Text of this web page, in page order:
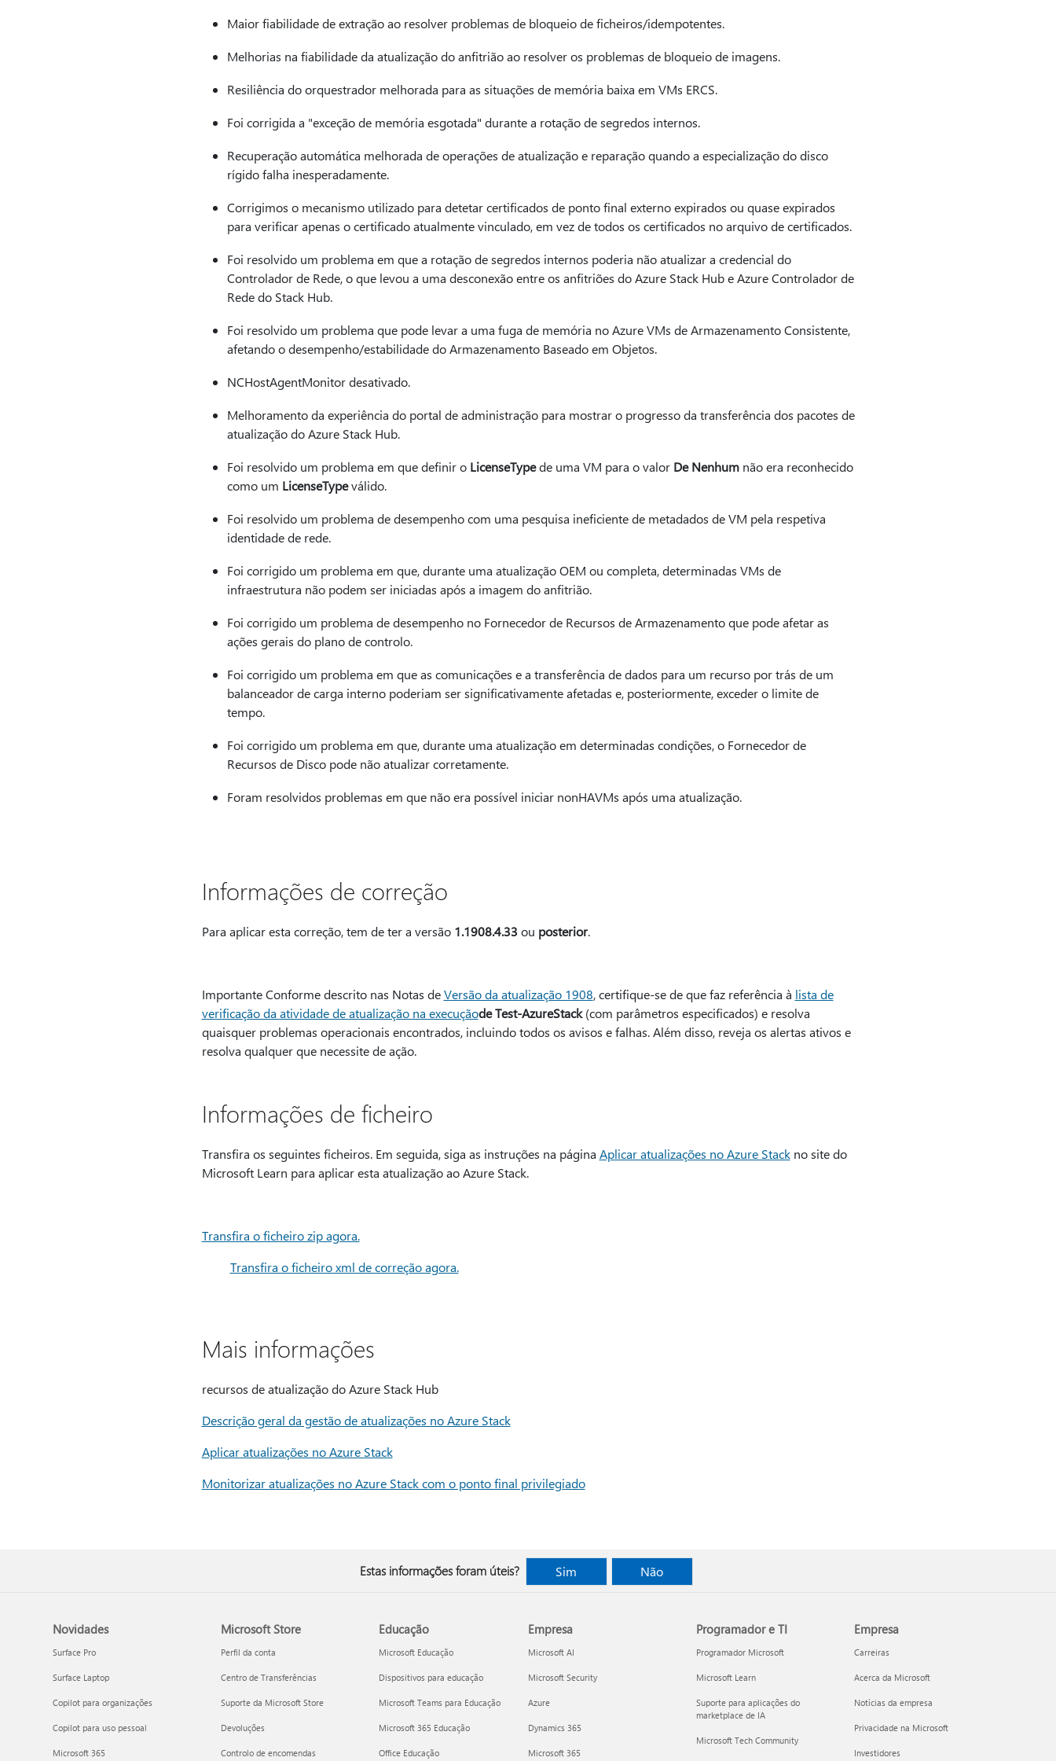
Maior fiabilidade de extração ao resolver problemas de bloqueio de ficheiros/idempotentes.
Melhorias na fiabilidade da atualização do anfitrião ao resolver os problemas de bloqueio de imagens.
Resiliência do orquestrador melhorada para as situações de memória baixa em VMs ERCS.
Foi corrigida a "exceção de memória esgotada" durante a rotação de segredos internos.
Recuperação automática melhorada de operações de atualização e reparação quando a especialização do disco
rígido falha inesperadamente.
Corrigimos o mecanismo utilizado para detetar certificados de ponto final externo expirados ou quase expirados
para verificar apenas o certificado atualmente vinculado, em vez de todos os certificados no arquivo de certificados.
Foi resolvido um problema em que a rotação de segredos internos poderia não atualizar a credencial do
Controlador de Rede, o que levou a uma desconexão entre os anfitriões do Azure Stack Hub e Azure Controlador de
Rede do Stack Hub.
Foi resolvido um problema que pode levar a uma fuga de memória no Azure VMs de Armazenamento Consistente,
afetando o desempenho/estabilidade do Armazenamento Baseado em Objetos.
NCHostAgentMonitor desativado.
Melhoramento da experiência do portal de administração para mostrar o progresso da transferência dos pacotes de
atualização do Azure Stack Hub.
Foi resolvido um problema em que definir o LicenseTypede uma VM para o valor De Nenhumnão era reconhecido
como um LicenseTypeválido.
Foi resolvido um problema de desempenho com uma pesquisa ineficiente de metadados de VM pela respetiva
identidade de rede.
Foi corrigido um problema em que, durante uma atualização OEM ou completa, determinadas VMs de
infraestrutura não podem ser iniciadas após a imagem do anfitrião.
Foi corrigido um problema de desempenho no Fornecedor de Recursos de Armazenamento que pode afetar as
ações gerais do plano de controlo.
Foi corrigido um problema em que as comunicações e a transferência de dados para um recurso por trás de um
balanceador de carga interno poderiam ser significativamente afetadas e, posteriormente, exceder o limite de
tempo.
Foi corrigido um problema em que, durante uma atualização em determinadas condições, o Fornecedor de
Recursos de Disco pode não atualizar corretamente.
Foram resolvidos problemas em que não era possível iniciar nonHAVMs após uma atualização.
Informações de correção
Para aplicar esta correção, tem de ter a versão 1.1908.4.33 ou posterior.
Importante Conforme descrito nas Notas deVersão da atualização 1908, certifique-se de que faz referência à lista de
verificação da atividade de atualização na execuçãode Test-AzureStack(com parâmetros especificados) e resolva
quaisquer problemas operacionais encontrados, incluindo todos os avisos e falhas. Além disso, reveja os alertas ativos e
resolva qualquer que necessite de ação.
Informações de ficheiro
Transfira os seguintes ficheiros. Em seguida, siga as instruções na página Aplicar atualizações no Azure Stackno site do
Microsoft Learn para aplicar esta atualização ao Azure Stack.
Transfira o ficheiro zip agora.
Transfira o ficheiro xml de correção agora.
Mais informações
recursos de atualização do Azure Stack Hub
Descrição geral da gestão de atualizações no Azure Stack
Aplicar atualizações no Azure Stack
Monitorizar atualizações no Azure Stack com o ponto final privilegiado
Estas informações foram úteis? Sim Não
Novidades
Surface Pro
Surface Laptop
Copilot para organizações
Copilot para uso pessoal
Microsoft 365
Microsoft Store
Perfil da conta
Centro de Transferências
Suporte da Microsoft Store
Devoluções
Controlo de encomendas
Educação
Microsoft Educação
Dispositivos para educação
Microsoft Teams para Educação
Microsoft 365 Educação
Office Educação
Empresa
Microsoft AI
Microsoft Security
Azure
Dynamics 365
Microsoft 365
Programador e TI
Programador Microsoft
Microsoft Learn
Suporte para aplicações do
marketplace de IA
Microsoft Tech Community
Empresa
Carreiras
Acerca da Microsoft
Notícias da empresa
Privacidade na Microsoft
Investidores